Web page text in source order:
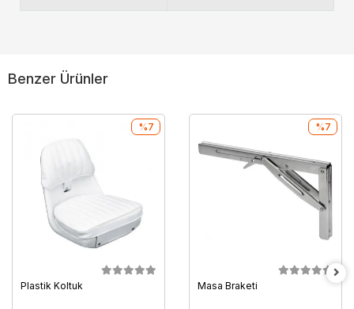
Benzer Ürünler
Plastik Koltuk
%7
Masa Braketi
%7